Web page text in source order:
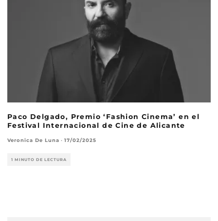
Paco Delgado, Premio ‘Fashion Cinema’ en el
Festival Internacional de Cine de Alicante
Veronica De Luna · 17/02/2025
1 MINUTO DE LECTURA